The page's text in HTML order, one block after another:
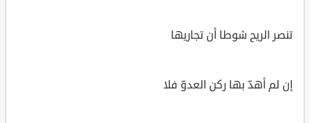
تنصر الريح شوطا أن تجاريها
إن لم أهدّ بها ركن العدوّ فلا